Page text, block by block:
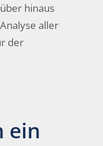
hinaus
aller
der
ein